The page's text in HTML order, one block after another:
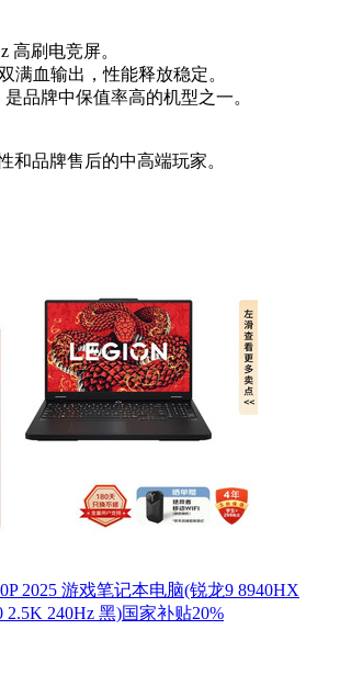
高刷电竞屏。
满血输出，性能释放稳定。
品牌中保值率高的机型之一。
和品牌售后的中高端玩家。
2025 游戏笔记本电脑(锐龙9 8940HX
2.5K 240Hz 黑)国家补贴20%